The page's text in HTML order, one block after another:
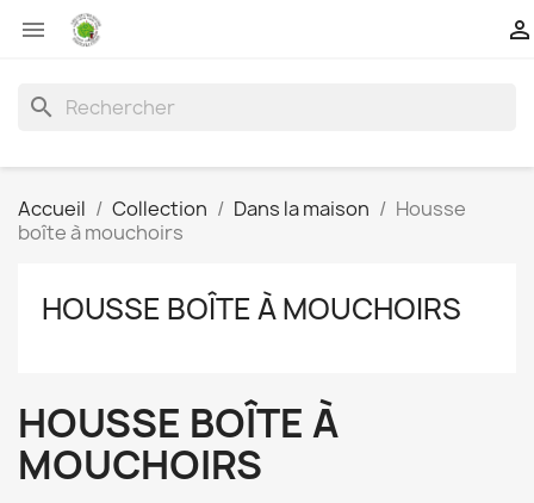
 
search
Accueil Collection Dans la maison
Housse
boîte à mouchoirs
HOUSSE BOÎTE À MOUCHOIRS
HOUSSE BOÎTE À
MOUCHOIRS